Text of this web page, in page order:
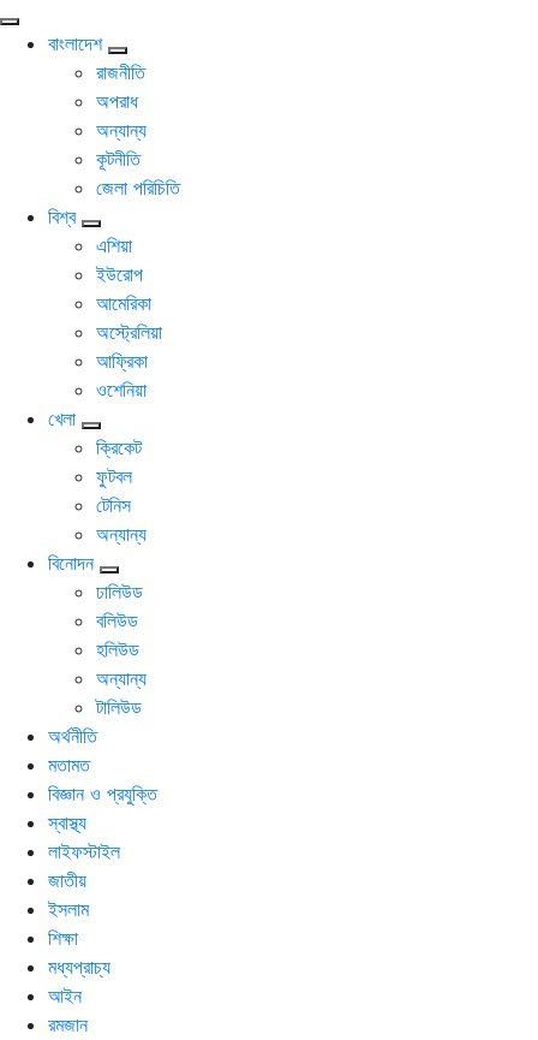
বাংলাদেশ
রাজনীতি
অপরাধ
অন্যান্য
কূটনীতি
জেলা পরিচিতি
বিশ্ব
এশিয়া
ইউরোপ
আমেরিকা
অস্ট্রেলিয়া
আফ্রিকা
ওশেনিয়া
খেলা
ক্রিকেট
ফুটবল
টেনিস
অন্যান্য
বিনোদন
ঢালিউড
বলিউড
হলিউড
অন্যান্য
টালিউড
অর্থনীতি
মতামত
বিজ্ঞান ও প্রযুক্তি
স্বাস্থ্য
লাইফস্টাইল
জাতীয়
ইসলাম
শিক্ষা
মধ্যপ্রাচ্য
আইন
রমজান